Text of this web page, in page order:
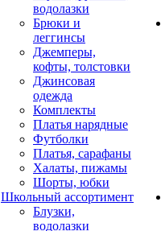
водолазки
Брюки и
леггинсы
Джемперы,
кофты, толстовки
Джинсовая
одежда
Комплекты
Платья нарядные
Футболки
Платья, сарафаны
Халаты, пижамы
Шорты, юбки
Школьный ассортимент
Блузки,
водолазки